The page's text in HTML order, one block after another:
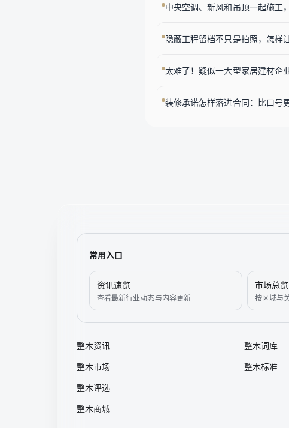
中央空调、新风和吊顶一起施工
隐蔽工程留档不只是拍照，怎样
太难了！疑似一大型家居建材企
装修承诺怎样落进合同：比口号
常用入口
资讯速览
查看最新行业动态与内容更新
市场总览
按区域与
整木资讯
整木市场
整木评选
整木商城
整木词库
整木标准